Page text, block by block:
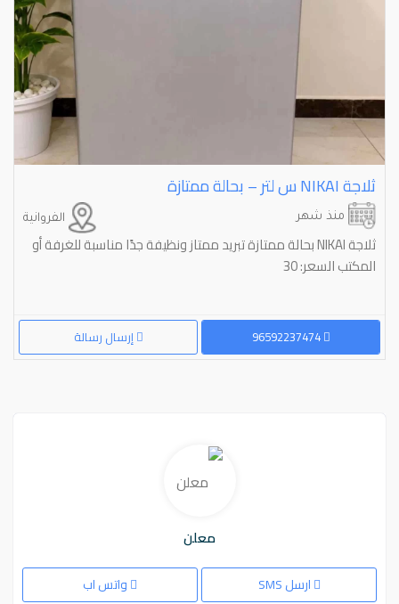
ثلاجة ⁦⁦NIKAI⁩⁩ س لتر – بحالة ممتازة
الفروانية منذ شهر
ثلاجة NIKAI بحالة ممتازة تبريد ممتاز ونظيفة جدًا مناسبة للغرفة أو
المكتب السعر: 30
إرسال رسالة 96592237474
معلن
ارسل SMS واتس اب